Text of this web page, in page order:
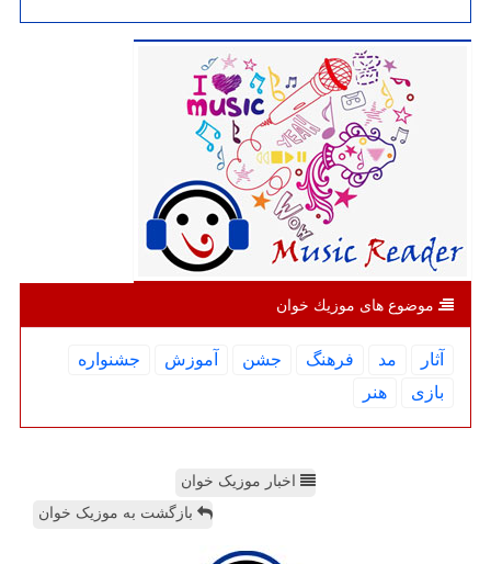
موضوع های موزیك خوان
آثار مد فرهنگ جشن آموزش
جشنواره
بازی
هنر
اخبار موزیک خوان
بازگشت به موزیک خوان